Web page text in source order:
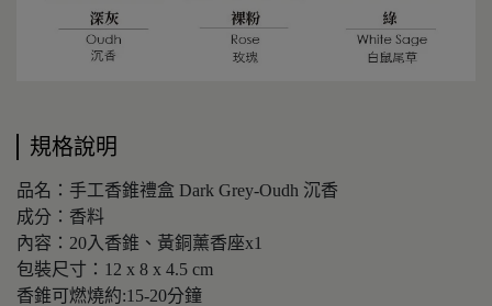
規格說明
品名：手工香錐禮盒 Dark Grey-Oudh 沉香
成分：香料
內容：20入香錐、黃銅薰香座x1
包裝尺寸：12 x 8 x 4.5 cm
香錐可燃燒約:15-20分鐘